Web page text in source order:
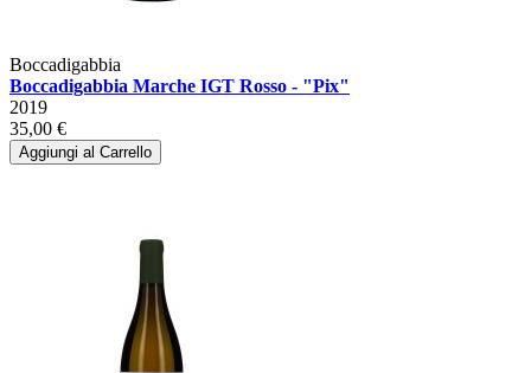
Boccadigabbia
Boccadigabbia Marche IGT Rosso - "Pix"
2019
35,00 €
Aggiungi al Carrello